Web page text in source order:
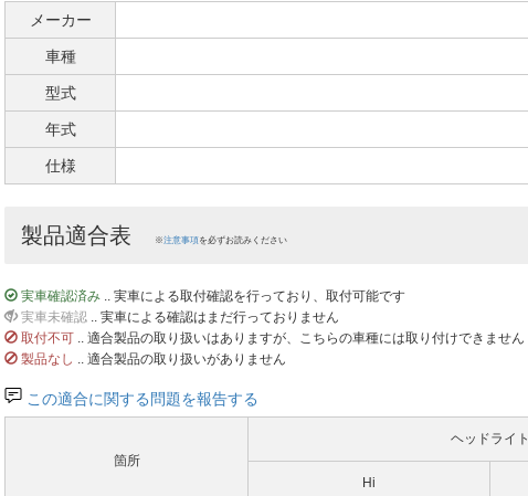
メーカー
車種
型式
年式
仕様
製品適合表 ※注意事項を必ずお読みください
実車確認済み .. 実車による取付確認を行っており、取付可能です
実車未確認 .. 実車による確認はまだ行っておりません
取付不可 .. 適合製品の取り扱いはありますが、こちらの車種には取り付けできません
製品なし .. 適合製品の取り扱いがありません
この適合に関する問題を報告する
箇所
ヘッドライト
Hi